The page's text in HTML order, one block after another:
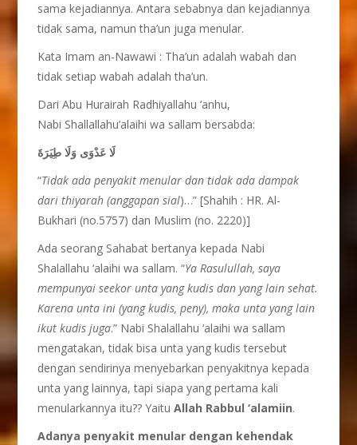
sama kejadiannya. Antara sebabnya dan kejadiannya
tidak sama, namun tha’un juga menular.
Kata Imam an-Nawawi : Tha’un adalah wabah dan
tidak setiap wabah adalah tha’un.
Dari Abu Hurairah Radhiyallahu ‘anhu,
Nabi Shallallahu’alaihi wa sallam bersabda:
لَا عَدْوَى وَلَا طِيَرَةَ
“Tidak ada penyakit menular dan tidak ada dampak
dari thiyarah (anggapan sial)…” [Shahih : HR. Al-
Bukhari (no.5757) dan Muslim (no. 2220)]
Ada seorang Sahabat bertanya kepada Nabi
Shalallahu ‘alaihi wa sallam. “Ya Rasulullah, saya
mempunyai seekor unta yang kudis dan yang lain sehat.
Karena unta ini (yang kudis,peny), maka unta yang lain
ikut kudis juga.” Nabi Shalallahu ‘alaihi wa sallam
mengatakan, tidak bisa unta yang kudis tersebut
dengan sendirinya menyebarkan penyakitnya kepada
unta yang lainnya, tapi siapa yang pertama kali
menularkannya itu?? YaituAllah Rabbul ‘alamiin.
Adanya penyakit menular dengan kehendak